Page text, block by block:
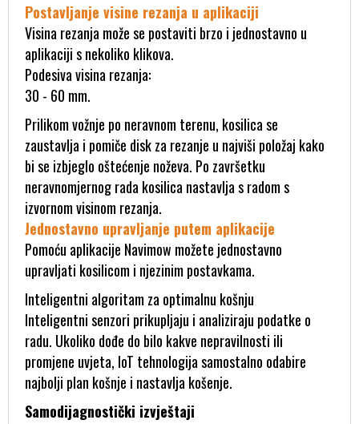
Postavljanje visine rezanja u aplikaciji
Visina rezanja može se postaviti brzo i jednostavno u
aplikaciji s nekoliko klikova.
Podesiva visina rezanja:
30 - 60 mm.
Prilikom vožnje po neravnom terenu, kosilica se
zaustavlja i pomiče disk za rezanje u najviši položaj kako
bi se izbjeglo oštećenje noževa. Po završetku
neravnomjernog rada kosilica nastavlja s radom s
izvornom visinom rezanja.
Jednostavno upravljanje putem aplikacije
Pomoću aplikacije Navimow možete jednostavno
upravljati kosilicom i njezinim postavkama.
Inteligentni algoritam za optimalnu košnju
Inteligentni senzori prikupljaju i analiziraju podatke o
radu. Ukoliko dođe do bilo kakve nepravilnosti ili
promjene uvjeta, IoT tehnologija samostalno odabire
najbolji plan košnje i nastavlja košenje.
Samodijagnostički izvještaji